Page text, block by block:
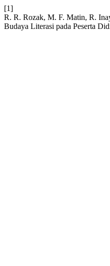
[1]
R. R. Rozak, M. F. Matin, R.
Budaya Literasi pada Peserta